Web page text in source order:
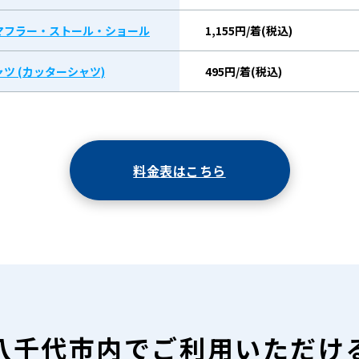
フラー・ストール・ショール 1,155円/着(税込)
ツ (カッターシャツ) 495円/着(税込)
料金表はこちら
千代市内でご利用いただけ